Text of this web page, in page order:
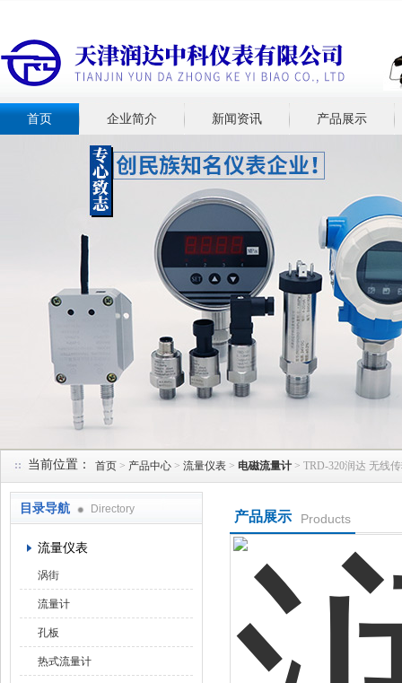
首页 企业简介 新闻资讯 产品展示
当前位置： 首页 > 产品中心 > 流量仪表 > 电磁流量计 > TRD-320润达 无线
目录导航 Directory
流量仪表
涡街
流量计
孔板
热式流量计
产品展示 Products